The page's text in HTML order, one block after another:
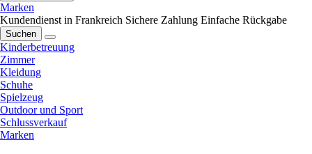
Marken
Kundendienst in Frankreich Sichere Zahlung Einfache Rückgabe
Suchen
Kinderbetreuung
Zimmer
Kleidung
Schuhe
Spielzeug
Outdoor und Sport
Schlussverkauf
Marken